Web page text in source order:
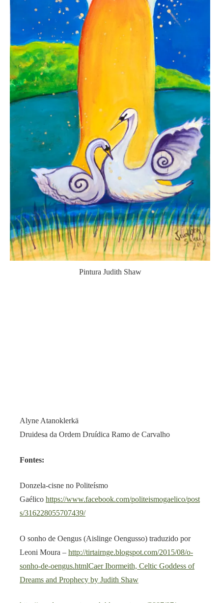
Pintura Judith Shaw
Alyne Atanoklerkä
Druidesa da Ordem Druídica Ramo de Carvalho
Fontes:
Donzela-cisne no Politeísmo
Gaélico https://www.facebook.com/politeismogaelico/post
s/316228055707439/
O sonho de Oengus (Aislinge Oengusso) traduzido por
Leoni Moura – http://tirtairnge.blogspot.com/2015/08/o-
sonho-de-oengus.htmlCaer Ibormeith, Celtic Goddess of
Dreams and Prophecy by Judith Shaw